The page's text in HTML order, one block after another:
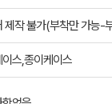
제작 불가(부착만 가능-
스,종이케이스